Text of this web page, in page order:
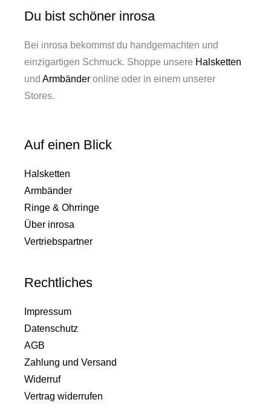
Du bist schöner inrosa
Bei inrosa bekommst du handgemachten und
einzigartigen Schmuck. Shoppe unsere Halsketten
und Armbänder online oder in einem unserer
Stores.
Auf einen Blick
Halsketten
Armbänder
Ringe & Ohrringe
Über inrosa
Vertriebspartner
Rechtliches
Impressum
Datenschutz
AGB
Zahlung und Versand
Widerruf
Vertrag widerrufen